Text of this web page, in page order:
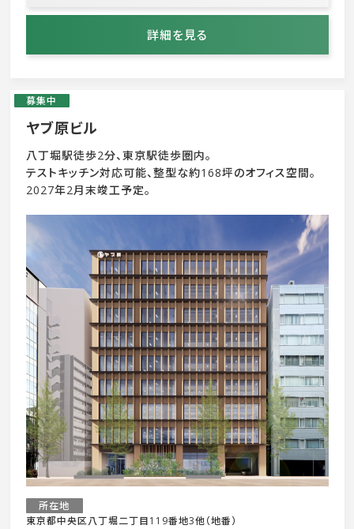
詳細を見る
募集中
ヤブ原ビル
八丁堀駅徒歩2分、東京駅徒歩圏内。
テストキッチン対応可能、整型な約168坪のオフィス空間。
2027年2月末竣工予定。
所在地
東京都中央区八丁堀二丁目119番地3他（地番）